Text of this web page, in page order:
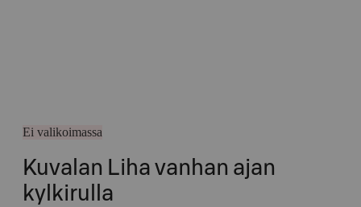
Ei valikoimassa
Kuvalan Liha vanhan ajan
kylkirulla